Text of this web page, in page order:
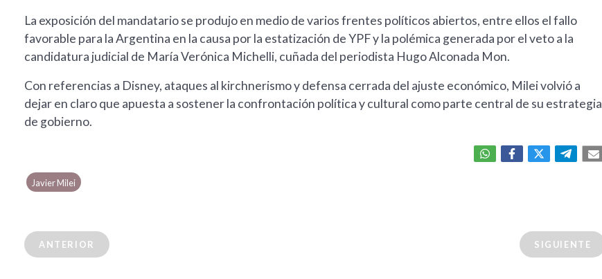
La exposición del mandatario se produjo en medio de varios frentes políticos abiertos, entre ellos el fallo
favorable para la Argentina en la causa por la estatización de YPF y la polémica generada por el veto a la
candidatura judicial de María Verónica Michelli, cuñada del periodista Hugo Alconada Mon.
Con referencias a Disney, ataques al kirchnerismo y defensa cerrada del ajuste económico, Milei volvió a
dejar en claro que apuesta a sostener la confrontación política y cultural como parte central de su estrategia
de gobierno.
Javier Milei
ANTERIOR SIGUIENTE